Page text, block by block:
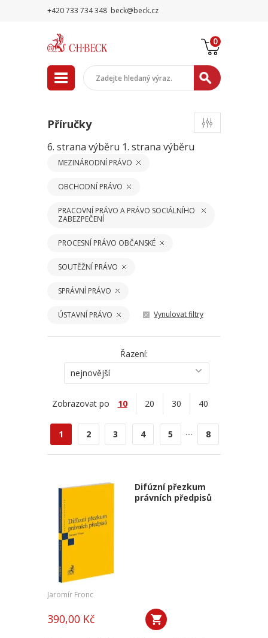
+420 733 734 348 beck@beck.cz
0
Příručky
6. strana výběru 1. strana výběru
MEZINÁRODNÍ PRÁVO
OBCHODNÍ PRÁVO
PRACOVNÍ PRÁVO A PRÁVO SOCIÁLNÍHO
ZABEZPEČENÍ
PROCESNÍ PRÁVO OBČANSKÉ
SOUTĚŽNÍ PRÁVO
SPRÁVNÍ PRÁVO
ÚSTAVNÍ PRÁVO Vynulovat filtry
Řazení:
nejnovější
Zobrazovat po 10 20 30 40
1 2 3 4 5 ... 8
Difúzní přezkum
právních předpisů
Jaromír Fronc
390,00 Kč